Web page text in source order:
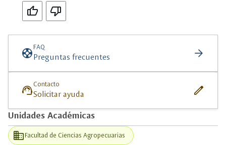
Si No
supportFAQ
Preguntas frecuentes arrow_forward
support_agent Contacto
Solicitar ayuda edit
Unidades Académicas
businessFacultad de Ciencias Agropecuarias